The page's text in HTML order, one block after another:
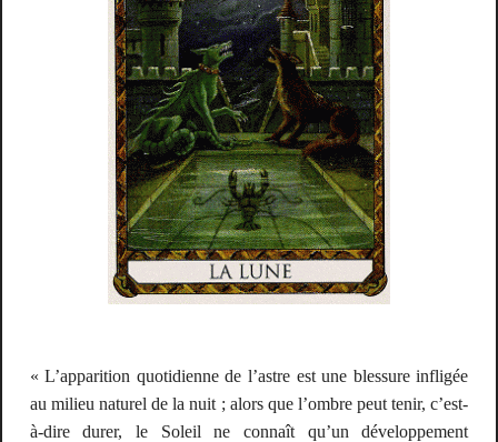
« L’apparition quotidienne de l’astre est une blessure infligée
au milieu naturel de la nuit ; alors que l’ombre peut tenir, c’est-
à-dire durer, le Soleil ne connaît qu’un développement